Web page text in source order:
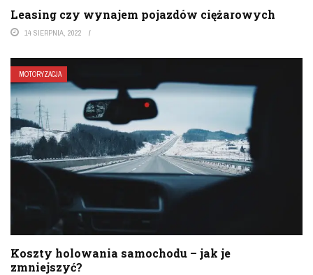
Leasing czy wynajem pojazdów ciężarowych
14 SIERPNIA, 2022
MOTORYZACJA
Koszty holowania samochodu – jak je
zmniejszyć?